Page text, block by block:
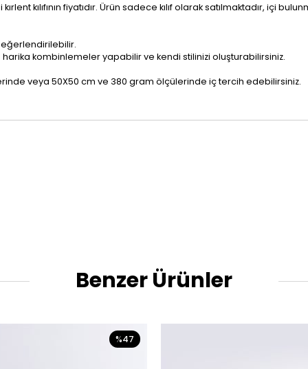
kılıfının fiyatıdır. Ürün sadece kılıf olarak satılmaktadır, içi
kombinlemeler yapabilir ve kendi stilinizi oluşturabilirsiniz.
veya 50X50 cm ve 380 gram ölçülerinde iç tercih edebilirsiniz.
Benzer Ürünler
%47